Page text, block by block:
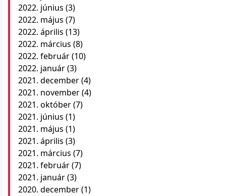
2022. június (3)
2022. május (7)
2022. április (13)
2022. március (8)
2022. február(10)
2022. január(3)
2021. december(4)
2021. november(4)
2021. október(7)
2021. június (1)
2021. május (1)
2021. április (3)
2021. március (7)
2021. február(7)
2021. január(3)
2020. december(1)